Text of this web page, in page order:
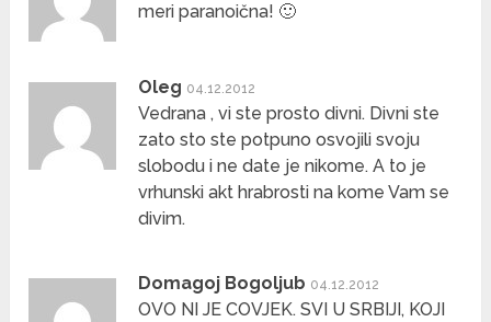
meri paranoična! 🙂
Oleg 04.12.2012
Vedrana , vi ste prosto divni. Divni ste
zato sto ste potpuno osvojili svoju
slobodu i ne date je nikome. A to je
vrhunski akt hrabrosti na kome Vam se
divim.
Domagoj Bogoljub 04.12.2012
OVO NI JE COVJEK. SVI U SRBIJI, KOJI